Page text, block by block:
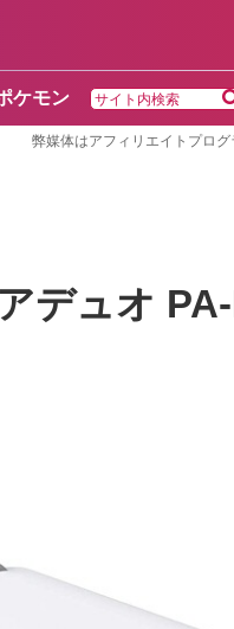
ケモン
弊媒体はアフィリエイトプロ
デュオ